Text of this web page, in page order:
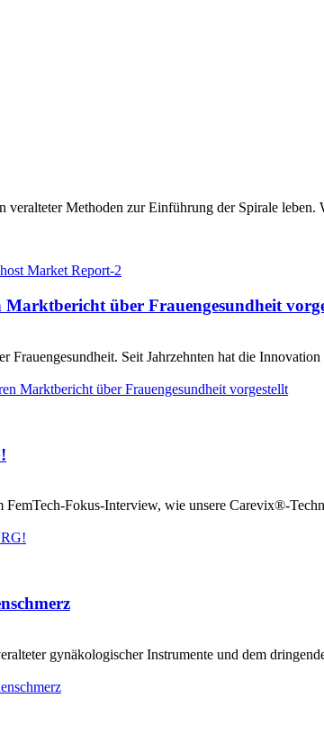
veralteter Methoden zur Einführung der Spirale
über Frauengesundheit
Seit Jahrzehnten hat die
Marktbericht über Frauengesundheit vorgestellt
Fokus-Interview, wie unsere Carevix®-
gynäkologischer Instrumente und dem